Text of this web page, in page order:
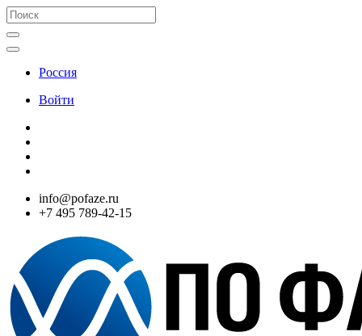
Россия
Войти
info@pofaze.ru
+7 495 789-42-15